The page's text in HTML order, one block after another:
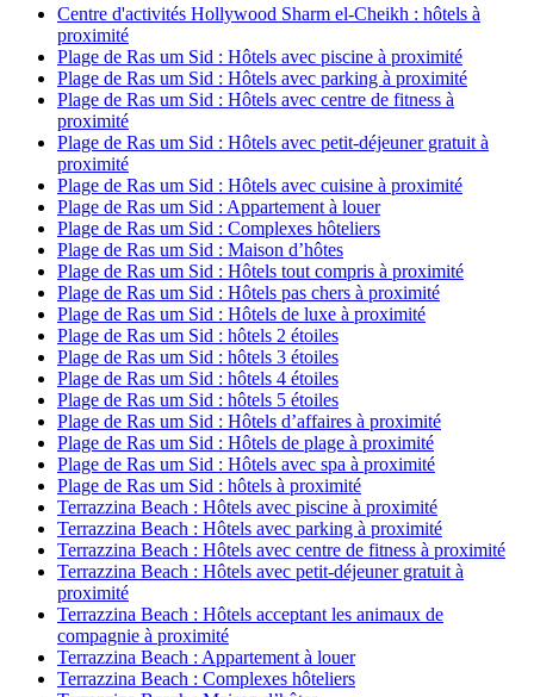
Centre d'activités Hollywood Sharm el-Cheikh : hôtels à
proximité
Plage de Ras um Sid : Hôtels avec piscine à proximité
Plage de Ras um Sid : Hôtels avec parking à proximité
Plage de Ras um Sid : Hôtels avec centre de fitness à
proximité
Plage de Ras um Sid : Hôtels avec petit-déjeuner gratuit à
proximité
Plage de Ras um Sid : Hôtels avec cuisine à proximité
Plage de Ras um Sid : Appartement à louer
Plage de Ras um Sid : Complexes hôteliers
Plage de Ras um Sid : Maison d’hôtes
Plage de Ras um Sid : Hôtels tout compris à proximité
Plage de Ras um Sid : Hôtels pas chers à proximité
Plage de Ras um Sid : Hôtels de luxe à proximité
Plage de Ras um Sid : hôtels 2 étoiles
Plage de Ras um Sid : hôtels 3 étoiles
Plage de Ras um Sid : hôtels 4 étoiles
Plage de Ras um Sid : hôtels 5 étoiles
Plage de Ras um Sid : Hôtels d’affaires à proximité
Plage de Ras um Sid : Hôtels de plage à proximité
Plage de Ras um Sid : Hôtels avec spa à proximité
Plage de Ras um Sid : hôtels à proximité
Terrazzina Beach : Hôtels avec piscine à proximité
Terrazzina Beach : Hôtels avec parking à proximité
Terrazzina Beach : Hôtels avec centre de fitness à proximité
Terrazzina Beach : Hôtels avec petit-déjeuner gratuit à
proximité
Terrazzina Beach : Hôtels acceptant les animaux de
compagnie à proximité
Terrazzina Beach : Appartement à louer
Terrazzina Beach : Complexes hôteliers